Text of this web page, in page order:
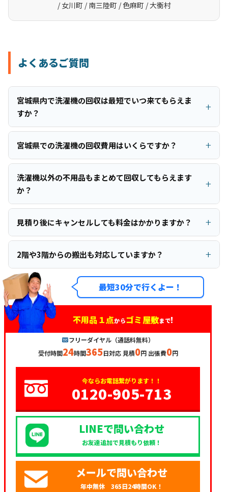
/ 女川町 / 南三陸町 / 色麻町 / 大衡村
よくあるご質問
宮城県内で洗濯機の回収は最短でいつ来てもらえま
すか？
宮城県での洗濯機の回収費用はいくらですか？
洗濯機以外の不用品もまとめて回収してもらえます
か？
見積り後にキャンセルしても料金はかかりますか？
2階や3階からの搬出も対応していますか？
最短30分で行くよー！
不用品１点からゴミ屋敷まで!
フリーダイヤル（通話料無料）
受付時間24時間365日対応 見積0円 出張費0円
今ならお電話繋がります！！
0120-905-713
LINEで問い合わせ
お友達追加で見積もり依頼！
メールで問い合わせ
年中無休 365日24時間OK！